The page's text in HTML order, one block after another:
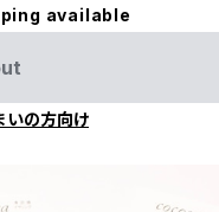
available
いの方向け